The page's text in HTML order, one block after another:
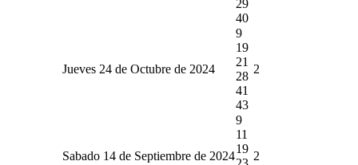
29
40
Jueves 24 de Octubre de 2024
9
19
21
28
41
43
2
Sabado 14 de Septiembre de 2024
9
11
19
2